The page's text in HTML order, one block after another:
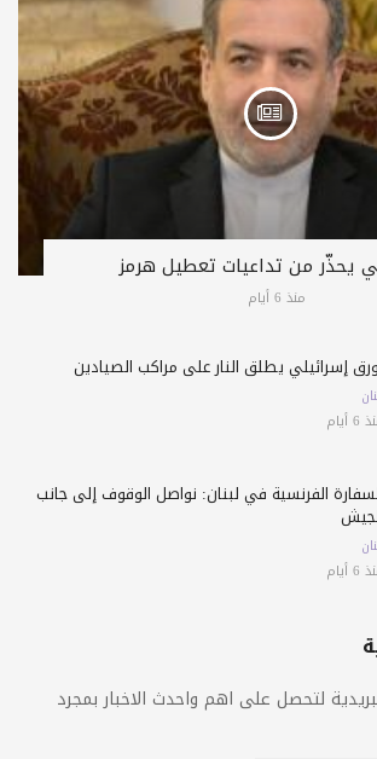
يحذّر من تداعيات تعطيل هرمز
منذ 6 أيام
إسرائيلي يطلق النار على مراكب الصيادين
الفرنسية في لبنان: نواصل الوقوف إلى جانب
لتحصل على اهم واحدث الاخبار بمجرد